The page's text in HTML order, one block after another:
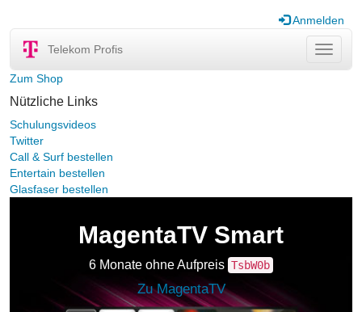
Anmelden
ein-/
Telekom Profis
Zum Shop
Nützliche Links
Schulungsvideos
Twitter
Call & Surf bestellen
Entertain bestellen
Glasfaser bestellen
MagentaTV Smart
6 Monate ohne Aufpreis TsbW0b
Zu MagentaTV